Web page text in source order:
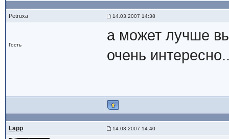
Petruxa 14.03.2007 14:38
Гость
а может лучше
очень
Lapp 14.03.2007 14:40